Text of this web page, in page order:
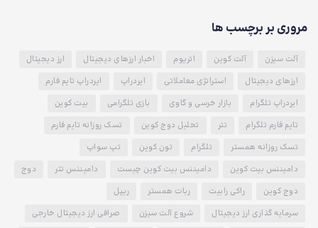
مروری بر برچسب ها
آلت سیزن آلت کوین اتریوم اخبار ارزهای دیجیتال
ارز دیجیتال
ارزهای دیجیتال
استراتژی معاملاتی ایردراپ
ایردراپ تایم فارم
ایردراپ تلگرام
بازار خرسی و گاوی بازی تلگرامی
بیت کوین
تایم فارم تلگرام
تتر تحلیل دوج کوین
تسک روزانه تایم فارم
تسک روزانه همستر
تلگرام تون کوین
تپ سواپ
دامیننس بیت کوین
دامیننس بیت کوین چیست دامیننس تتر
دوج
دوج کوین
راکی رابیت ربات همستر
ریپل
سرمایه گذاری ارز دیجیتال
شروع آلت سیزن
صرافی ارز دیجیتال خارجی